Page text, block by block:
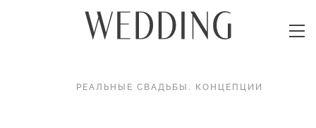
РЕАЛЬНЫЕ СВАДЬБЫ . КОНЦЕПЦИИ